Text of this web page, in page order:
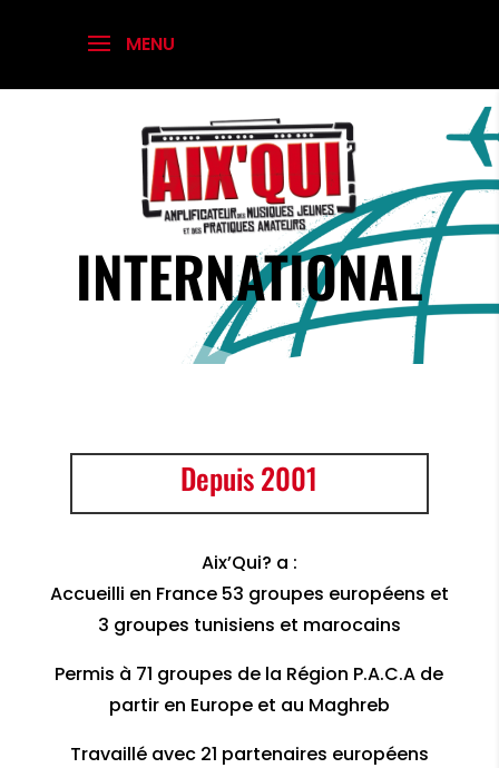
INTERNATIONAL
Depuis 2001
Aix’Qui? a :
Accueilli en France 53 groupes européens et
3 groupes tunisiens et marocains
Permis à 71 groupes de la Région P.A.C.A de
partir en Europe et au Maghreb
Travaillé avec 21 partenaires européens